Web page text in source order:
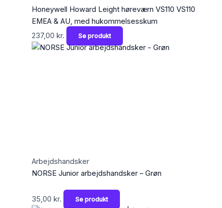
Honeywell Howard Leight høreværn VS110 VS110
EMEA & AU, med hukommelsesskum
237,00 kr. Se produkt
Arbejdshandsker
NORSE Junior arbejdshandsker – Grøn
35,00 kr. Se produkt